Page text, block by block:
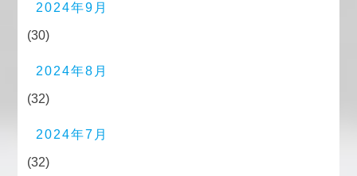
2024年9月
(30)
2024年8月
(32)
2024年7月
(32)